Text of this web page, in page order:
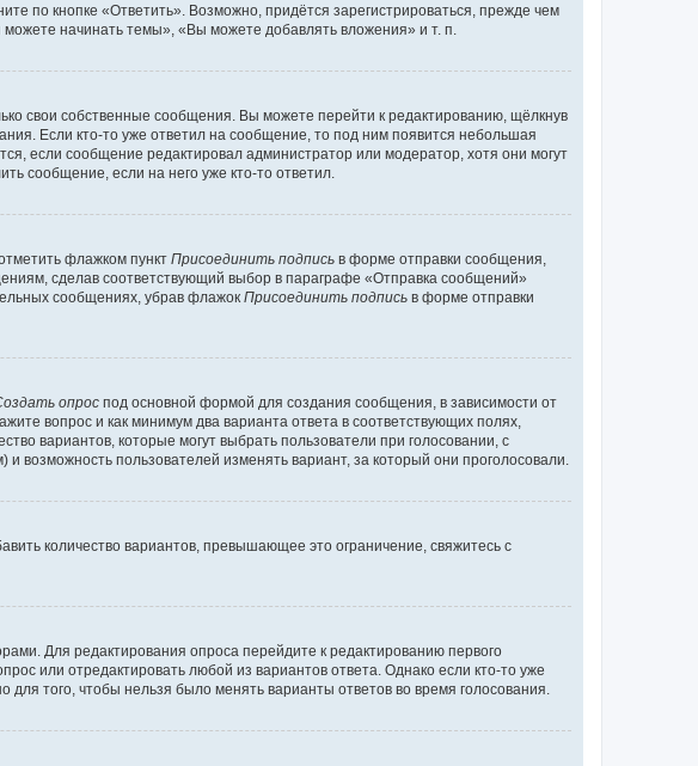
по кнопке «Ответить». Возможно, придётся зарегистрироваться, прежде чем
начинать темы», «Вы можете добавлять вложения» и т. п.
свои собственные сообщения. Вы можете перейти к редактированию, щёлкнув
Если кто-то уже ответил на сообщение, то под ним появится небольшая
если сообщение редактировал администратор или модератор, хотя они могут
сообщение, если на него уже кто-то ответил.
флажком пункт Присоединить подпись в форме отправки сообщения,
сделав соответствующий выбор в параграфе «Отправка сообщений»
сообщениях, убрав флажок Присоединить подпись в форме отправки
опрос под основной формой для создания сообщения, в зависимости от
вопрос и как минимум два варианта ответа в соответствующих полях,
вариантов, которые могут выбрать пользователи при голосовании, с
пользователей изменять вариант, за который они проголосовали.
количество вариантов, превышающее это ограничение, свяжитесь с
Для редактирования опроса перейдите к редактированию первого
или отредактировать любой из вариантов ответа. Однако если кто-то уже
того, чтобы нельзя было менять варианты ответов во время голосования.